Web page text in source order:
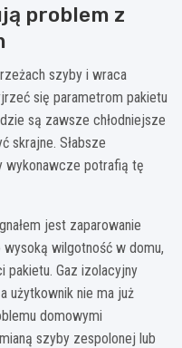
problem z
szyby i wraca
się parametrom pakietu
są zawsze chłodniejsze
skrajne. Słabsze
wykonawcze potrafią tę
jest zaparowanie
wilgotność w domu,
Gaz izolacyjny
użytkownik nie ma już
domowymi
szyby zespolonej lub